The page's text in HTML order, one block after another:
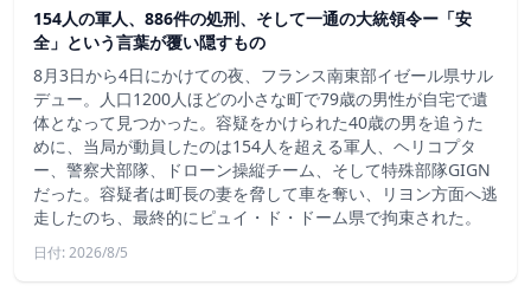
154人の軍人、886件の処刑、そして一通の大統領令ー「安
全」という言葉が覆い隠すもの
8月3日から4日にかけての夜、フランス南東部イゼール県サル
デュー。人口1200人ほどの小さな町で79歳の男性が自宅で遺
体となって見つかった。容疑をかけられた40歳の男を追うた
めに、当局が動員したのは154人を超える軍人、ヘリコプタ
ー、警察犬部隊、ドローン操縦チーム、そして特殊部隊GIGN
だった。容疑者は町長の妻を脅して車を奪い、リヨン方面へ逃
走したのち、最終的にピュイ・ド・ドーム県で拘束された。
日付: 2026/8/5